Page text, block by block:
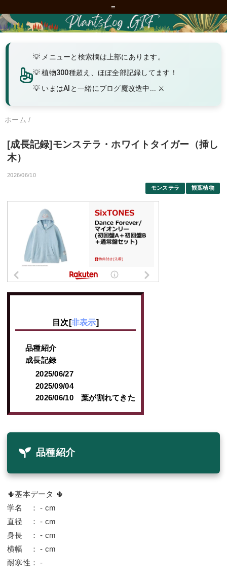
=
メニューと検索欄は上部にあります。
植物300種超え、ほぼ全部記録してます！
いまはAIと一緒にブログ魔改造中... ⚔️
ホーム /
[成長記録]モンステラ・ホワイトタイガー（挿し
木）
2026/06/10
モンステラ 観葉植物
目次[非表示]
品種紹介
成長記録
2025/06/27
2025/09/04
2026/06/10 葉が割れてきた
品種紹介
🌵基本データ 🌵
学名 ： - cm
直径 ： - cm
身長 ： - cm
横幅 ： - cm
耐寒性： -